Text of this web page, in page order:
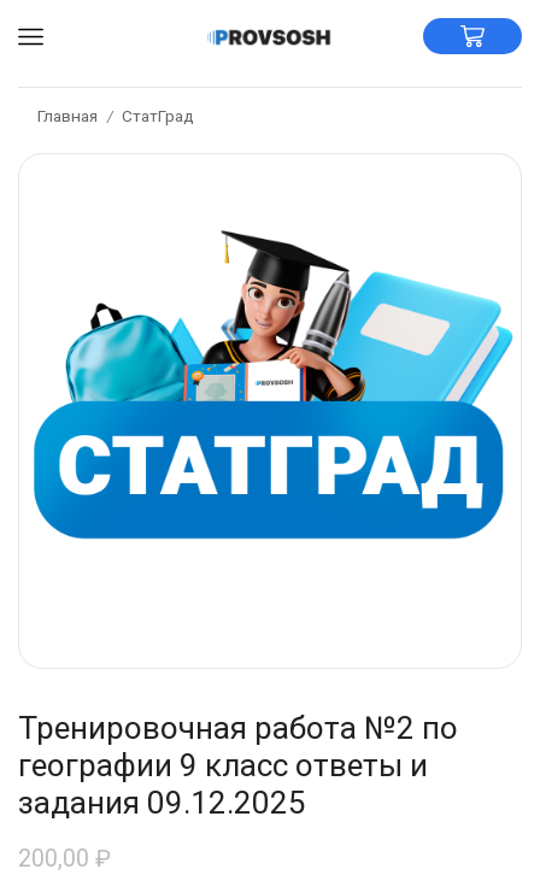
Главная / СтатГрад
Тренировочная работа №2 по
географии 9 класс ответы и
задания 09.12.2025
200,00 ₽